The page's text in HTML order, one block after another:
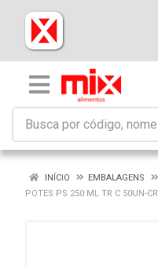
INÍCIO EMBALAGENS
POTES PS 250 ML TR C 50UN-